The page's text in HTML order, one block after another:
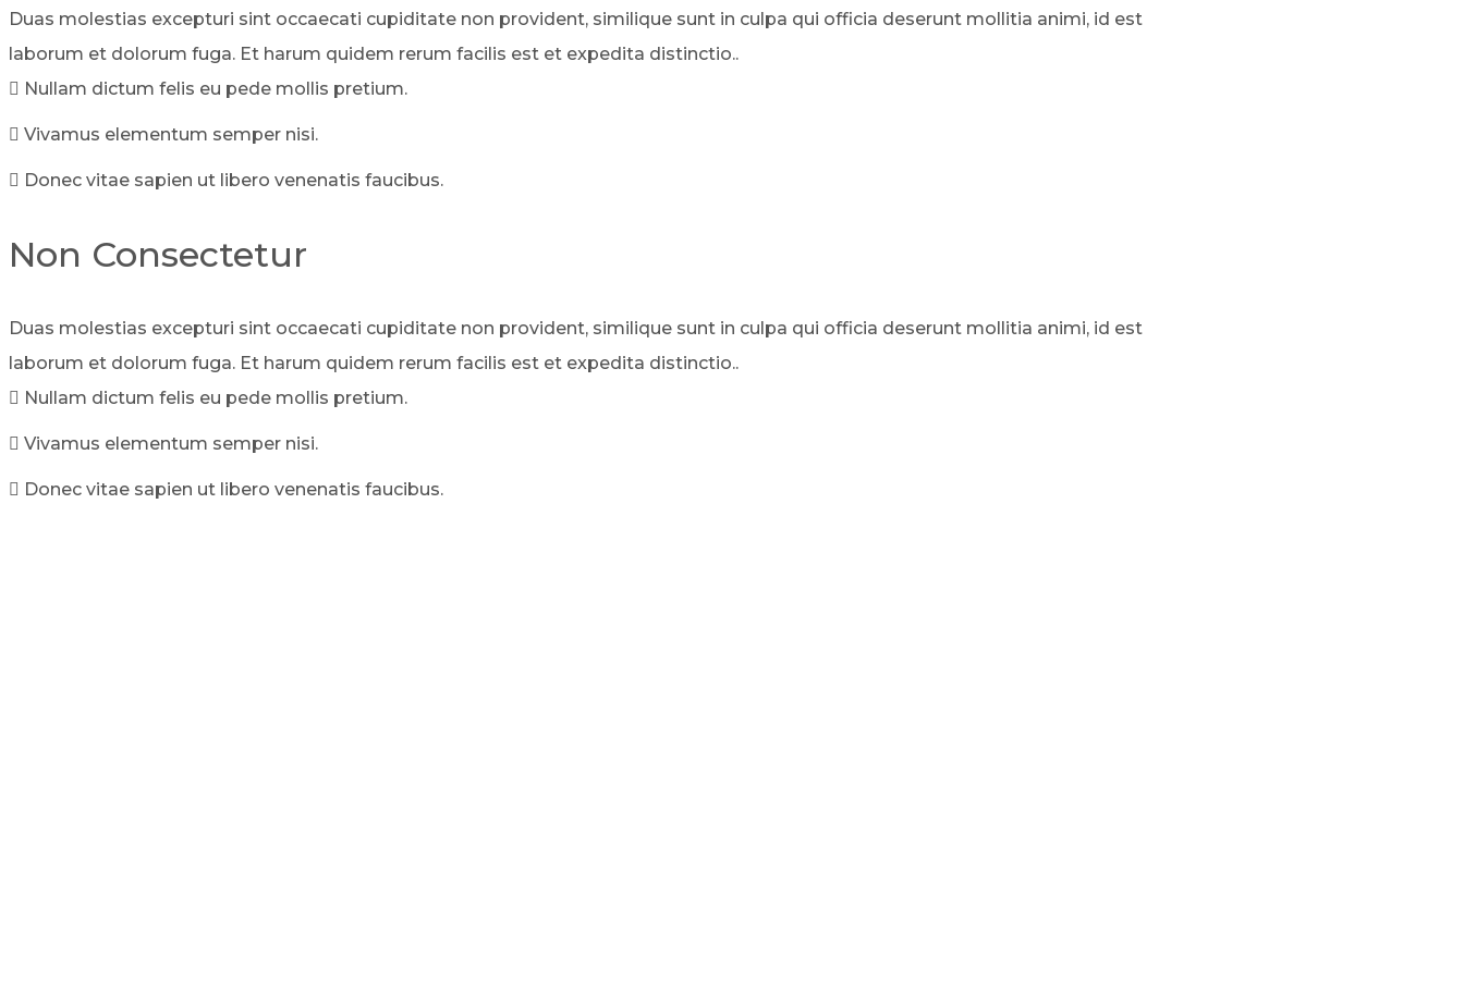
Duas molestias excepturi sint occaecati cupiditate non provident, similique sunt in culpa qui officia deserunt mollitia animi, id est
laborum et dolorum fuga. Et harum quidem rerum facilis est et expedita distinctio..
Nullam dictum felis eu pede mollis pretium.
Vivamus elementum semper nisi.
Donec vitae sapien ut libero venenatis faucibus.
Non Consectetur
Duas molestias excepturi sint occaecati cupiditate non provident, similique sunt in culpa qui officia deserunt mollitia animi, id est
laborum et dolorum fuga. Et harum quidem rerum facilis est et expedita distinctio..
Nullam dictum felis eu pede mollis pretium.
Vivamus elementum semper nisi.
Donec vitae sapien ut libero venenatis faucibus.